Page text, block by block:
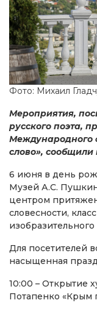
Фото: Михаил
Мероприятия,
русского поэта,
Международного
слово»,
6 июня в день
Музей А.С.
центром
словесности,
изобразительного
Для посетителей
насыщенная
10:00 – Открытие
Потапенко «Крым